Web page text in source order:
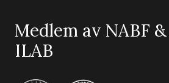
Medlem av NABF &
ILAB